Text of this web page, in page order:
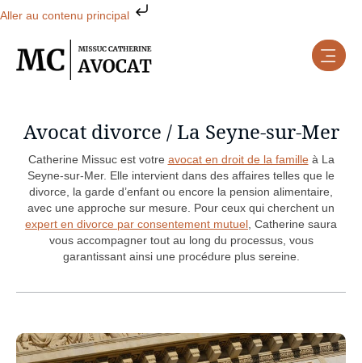
Aller au contenu principal
Avocat divorce / La Seyne-sur-Mer
Catherine Missuc est votre avocat en droit de la familleà La
Seyne-sur-Mer. Elle intervient dans des affaires telles que le
divorce, la garde d’enfant ou encore la pension alimentaire,
avec une approche sur mesure. Pour ceux qui cherchent un
expert en divorce par consentement mutuel , Catherine saura
vous accompagner tout au long du processus, vous
garantissant ainsi une procédure plus sereine.